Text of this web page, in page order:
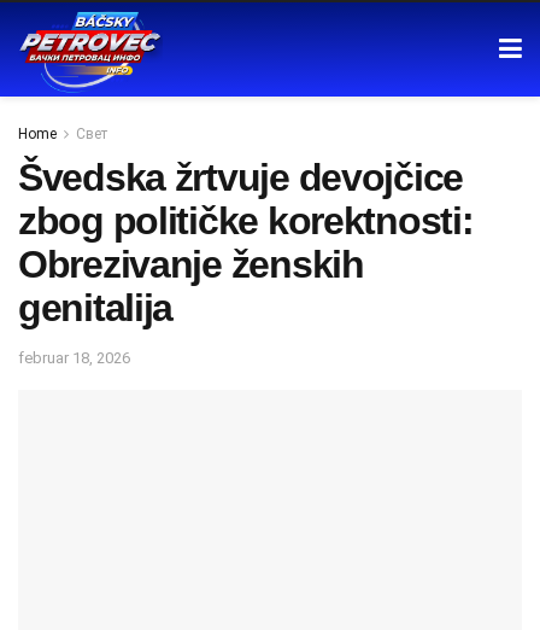
Home Свет
Švedska žrtvuje devojčice
zbog političke korektnosti:
Obrezivanje ženskih
genitalija
februar 18, 2026